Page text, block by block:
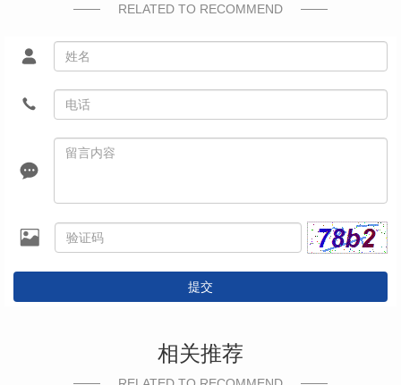
RELATED TO RECOMMEND
提交
相关推荐